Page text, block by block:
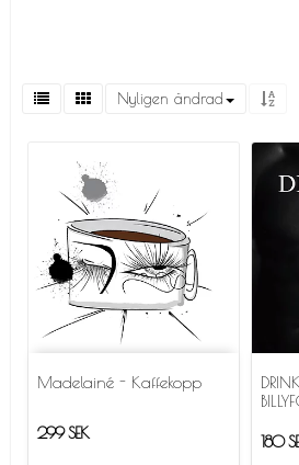
Nyligen ändrad
Madelainé - Kaffekopp
299 SEK 180